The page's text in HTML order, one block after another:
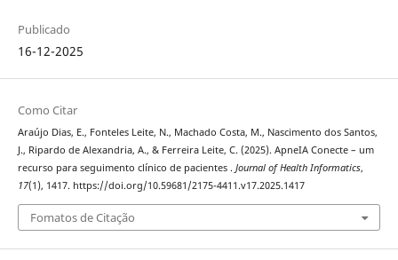
Publicado
16-12-2025
Como Citar
Araújo Dias, E., Fonteles Leite, N., Machado Costa, M., Nascimento dos Santos,
J., Ripardo de Alexandria, A., & Ferreira Leite, C. (2025). ApneIA Conecte – um
recurso para seguimento clínico de pacientes . Journal of Health Informatics,
17(1), 1417. https://doi.org/10.59681/2175-4411.v17.2025.1417
Fomatos de Citação